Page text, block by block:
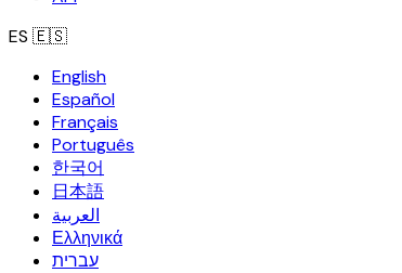
ES 🇪🇸
English
Español
Français
Português
한국어
日本語
العربية
Ελληνικά
עברית